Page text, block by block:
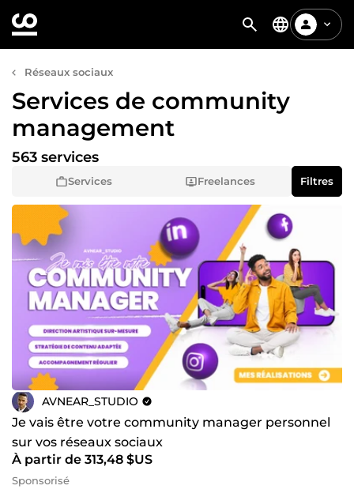
Réseaux sociaux
Services de community
management
Services Freelances
563 services
Filtres
AVNEAR_STUDIO
Je vais être votre community manager personnel
sur vos réseaux sociaux
À partir de 313,48 $US
Sponsorisé